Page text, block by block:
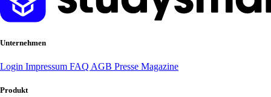
Unternehmen
Login Impressum FAQ AGB Presse Magazine
Produkt